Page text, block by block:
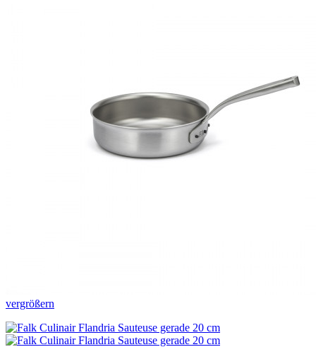
vergrößern